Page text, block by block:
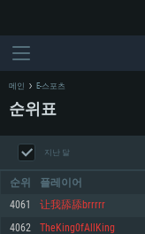
메인 E-스포츠
순위표
지난 달
순위 플레이어
4061 让我舔舔brrrrr
4062 TheKing0fAllKing